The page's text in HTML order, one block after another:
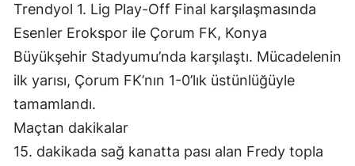
Trendyol 1. Lig Play-Off Final karşılaşmasında
Esenler Erokspor ile Çorum FK, Konya
Büyükşehir Stadyumu’nda karşılaştı. Mücadelenin
ilk yarısı, Çorum FK’nın 1-0’lık üstünlüğüyle
tamamlandı.
Maçtan dakikalar
15. dakikada sağ kanatta pası alan Fredy topla